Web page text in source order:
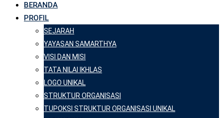
BERANDA
PROFIL
SEJARAH
YAYASAN SAMARTHYA
VISI DAN MISI
TATA NILAI IKHLAS
LOGO UNIKAL
STRUKTUR ORGANISASI
TUPOKSI STRUKTUR ORGANISASI UNIKAL